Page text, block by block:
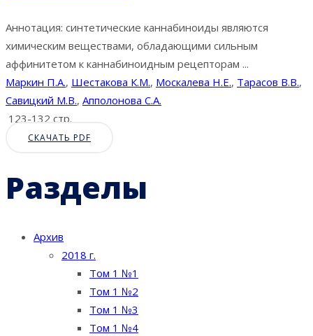
Аннотация: синтетические каннабиноиды являются
химическим веществами, обладающими сильным
аффинитетом к каннабиноидным рецепторам ...
Маркин П.А., Шестакова К.М., Москалева Н.Е., Тарасов В.В.,
Савицкий М.В., Апполонова С.А.
123-132 стр.
СКАЧАТЬ PDF
Разделы
Архив
2018 г.
Том 1 №1
Том 1 №2
Том 1 №3
Том 1 №4